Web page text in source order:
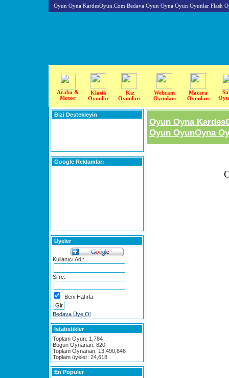
Oyun Oyna KardesOyun.Com Bedava Oyun Oyna Oyun Oyunlar Flash
Araba &
Motor
Klasik
Oyunlar
Kız
Oyunları
Webcam
Oyunları
Macera
Oyunları
Bizi Destekleyin
Google Reklamları
Üyeler
Kullanıcı Adı:
Şifre:
Beni Hatırla
Bedava Üye Ol
Istatistikler
Toplam Oyun: 1,784
Bugün Oynanan: 820
Toplam Oynanan: 13,490,646
Toplam üyeler: 24,618
En Popüler
Oyun Oyna
Oyun OyunOyna